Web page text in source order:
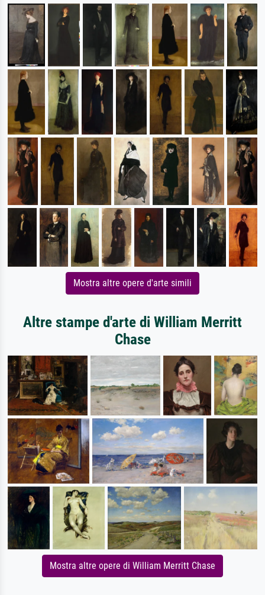
Mostra altre opere d'arte simili
Altre stampe d'arte di William Merritt
Chase
Mostra altre opere di William Merritt Chase